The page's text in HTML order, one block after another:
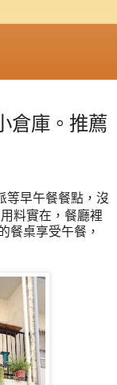
倉庫。推薦
等早午餐餐點，沒
料實在，餐廳裡
餐桌享受午餐，